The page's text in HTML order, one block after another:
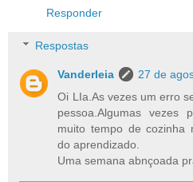
Responder
Respostas
Vanderleia
27 de
Oi LIa.As vezes um erro
pessoa.Algumas vezes
muito tempo de cozinha
do aprendizado.
Uma semana abnçoada